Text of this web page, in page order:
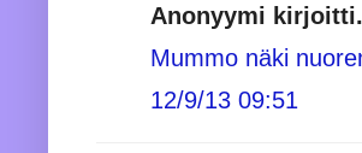
Anonyymi
Mummo näki
12/9/13 09:51